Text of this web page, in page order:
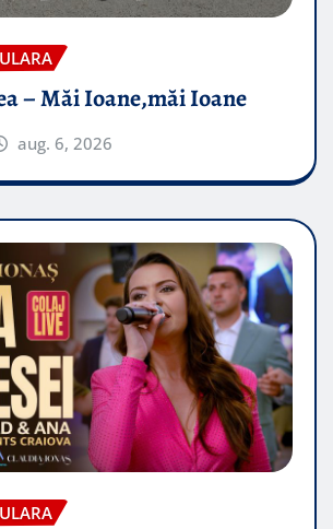
– Măi Ioane,măi Ioane
aug. 6, 2026